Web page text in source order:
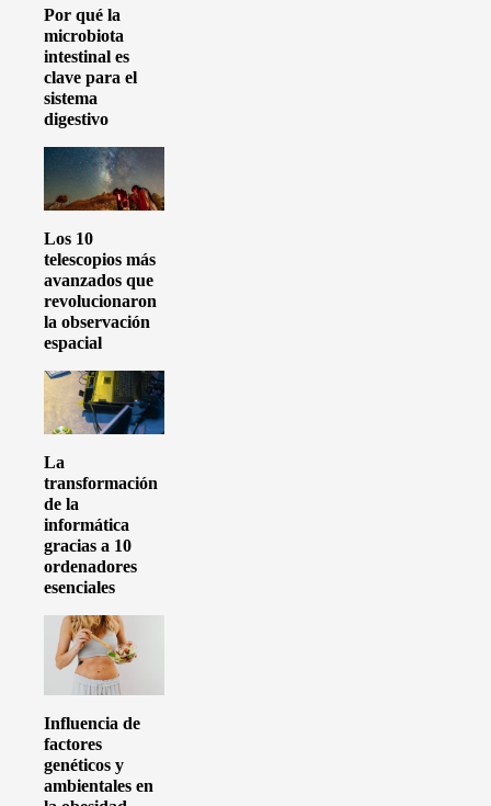
Por qué la
microbiota
intestinal es
clave para el
sistema
digestivo
Los 10
telescopios más
avanzados que
revolucionaron
la observación
espacial
La
transformación
de la
informática
gracias a 10
ordenadores
esenciales
Influencia de
factores
genéticos y
ambientales en